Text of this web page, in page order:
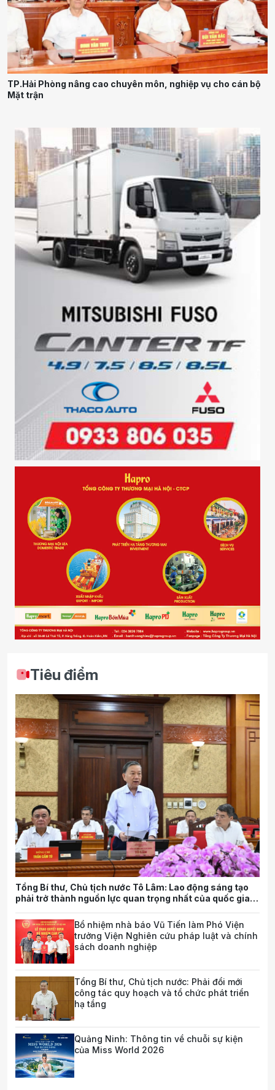
TP.Hải Phòng nâng cao chuyên môn, nghiệp vụ cho cán bộ
Mặt trận
Tiêu điểm
Tổng Bí thư, Chủ tịch nước Tô Lâm: Lao động sáng tạo
phải trở thành nguồn lực quan trọng nhất của quốc gia
Bổ nhiệm nhà báo Vũ Tiến làm Phó Viện
trưởng Viện Nghiên cứu pháp luật và chính
sách doanh nghiệp
Tổng Bí thư, Chủ tịch nước: Phải đổi mới
công tác quy hoạch và tổ chức phát triển
hạ tầng
Quảng Ninh: Thông tin về chuỗi sự kiện
của Miss World 2026